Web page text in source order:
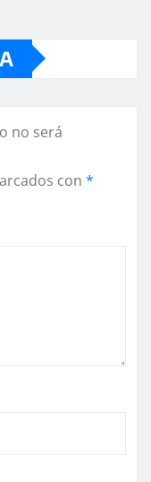
no será
con *